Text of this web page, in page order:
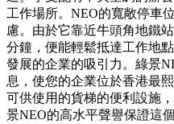
工作場所。NEO的寬敞停車
慮。由於它靠近牛頭角地鐵
分鐘，便能輕鬆抵達工作地
發展的企業的吸引力。綠景
息，使您的企業位於香港最
可供使用的貨梯的便利設施
景NEO的高水平聲譽保證這